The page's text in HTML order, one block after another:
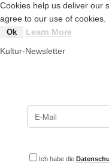
Cookies help us deliver our
agree to our use of cookies.
Ok
Learn More
Kultur-Newsletter
Ich habe die